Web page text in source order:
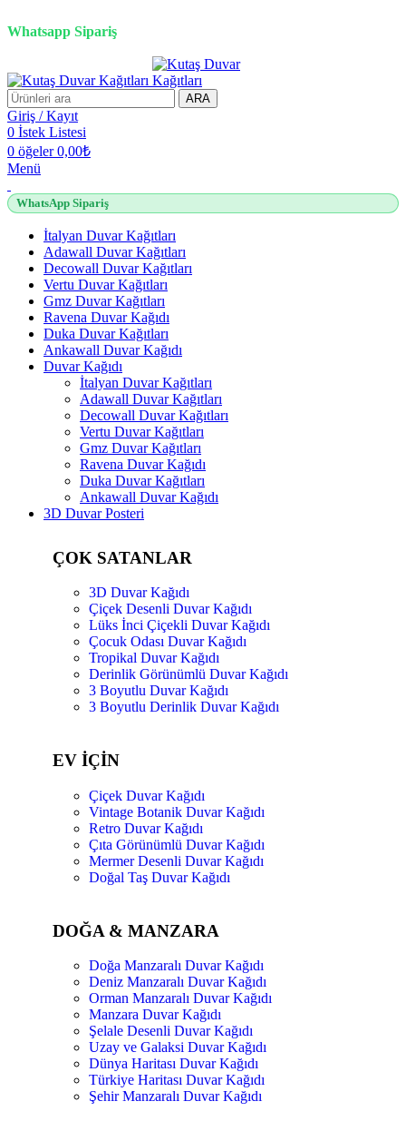
Whatsapp Sipariş
ARA
Giriş / Kayıt
0 İstek Listesi
0 öğeler 0,00₺
Menü
WhatsApp Sipariş
İtalyan Duvar Kağıtları
Adawall Duvar Kağıtları
Decowall Duvar Kağıtları
Vertu Duvar Kağıtları
Gmz Duvar Kağıtları
Ravena Duvar Kağıdı
Duka Duvar Kağıtları
Ankawall Duvar Kağıdı
Duvar Kağıdı
İtalyan Duvar Kağıtları
Adawall Duvar Kağıtları
Decowall Duvar Kağıtları
Vertu Duvar Kağıtları
Gmz Duvar Kağıtları
Ravena Duvar Kağıdı
Duka Duvar Kağıtları
Ankawall Duvar Kağıdı
3D Duvar Posteri
ÇOK SATANLAR
3D Duvar Kağıdı
Çiçek Desenli Duvar Kağıdı
Lüks İnci Çiçekli Duvar Kağıdı
Çocuk Odası Duvar Kağıdı
Tropikal Duvar Kağıdı
Derinlik Görünümlü Duvar Kağıdı
3 Boyutlu Duvar Kağıdı
3 Boyutlu Derinlik Duvar Kağıdı
EV İÇİN
Çiçek Duvar Kağıdı
Vintage Botanik Duvar Kağıdı
Retro Duvar Kağıdı
Çıta Görünümlü Duvar Kağıdı
Mermer Desenli Duvar Kağıdı
Doğal Taş Duvar Kağıdı
DOĞA & MANZARA
Doğa Manzaralı Duvar Kağıdı
Deniz Manzaralı Duvar Kağıdı
Orman Manzaralı Duvar Kağıdı
Manzara Duvar Kağıdı
Şelale Desenli Duvar Kağıdı
Uzay ve Galaksi Duvar Kağıdı
Dünya Haritası Duvar Kağıdı
Türkiye Haritası Duvar Kağıdı
Şehir Manzaralı Duvar Kağıdı